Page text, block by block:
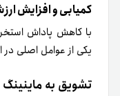
کمیابی و افزایش
با کاهش پاداش
یکی از عوامل اصلی
تشویق به ماینینگ